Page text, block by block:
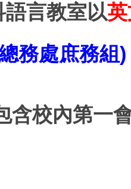
言教室以
務處庶務組)
校內第一